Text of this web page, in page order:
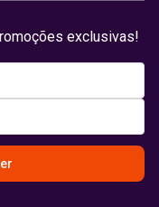
exclusivas!